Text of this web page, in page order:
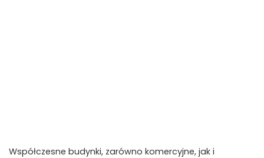
Współczesne budynki, zarówno komercyjne, jak i